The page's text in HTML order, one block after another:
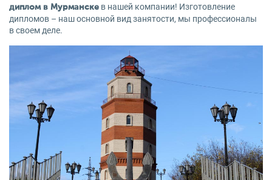
диплом в Мурманске в нашей компании! Изготовление
дипломов – наш основной вид занятости, мы профессионалы
в своем деле.